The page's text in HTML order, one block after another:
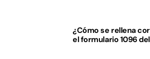
¿Cómo se rellena
el formulario 1096 del